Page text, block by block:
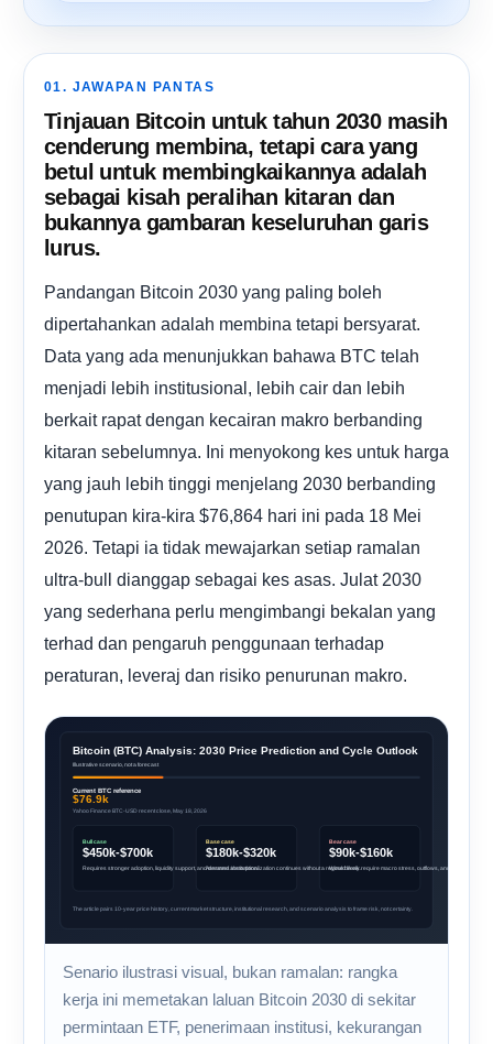
01. JAWAPAN PANTAS
Tinjauan Bitcoin untuk tahun 2030 masih
cenderung membina, tetapi cara yang
betul untuk membingkaikannya adalah
sebagai kisah peralihan kitaran dan
bukannya gambaran keseluruhan garis
lurus.
Pandangan Bitcoin 2030 yang paling boleh
dipertahankan adalah membina tetapi bersyarat.
Data yang ada menunjukkan bahawa BTC telah
menjadi lebih institusional, lebih cair dan lebih
berkait rapat dengan kecairan makro berbanding
kitaran sebelumnya. Ini menyokong kes untuk harga
yang jauh lebih tinggi menjelang 2030 berbanding
penutupan kira-kira $76,864 hari ini pada 18 Mei
2026. Tetapi ia tidak mewajarkan setiap ramalan
ultra-bull dianggap sebagai kes asas. Julat 2030
yang sederhana perlu mengimbangi bekalan yang
terhad dan pengaruh penggunaan terhadap
peraturan, leveraj dan risiko penurunan makro.
Senario ilustrasi visual, bukan ramalan: rangka
kerja ini memetakan laluan Bitcoin 2030 di sekitar
permintaan ETF, penerimaan institusi, kekurangan